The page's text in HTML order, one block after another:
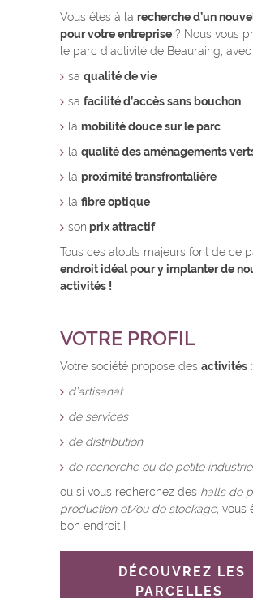
Vous êtes à la recherche d’un
pour votre entreprise ? Nous vous
le parc d’activité de Beauraing, avec
sa qualité de vie
sa facilité d’accès sans bouchon
la mobilité douce sur le parc
la qualité des aménagements
la proximité transfrontalière
la fibre optique
son prix attractif
Tous ces atouts majeurs font de ce
endroit idéal pour y implanter de
activités !
VOTRE PROFIL
Votre société propose des activités :
d’artisanat
de services
de distribution
de recherche ou de petite
ou si vous recherchez des halls de
production et/ou de stockage, vous
bon endroit !
DÉCOUVREZ LES
PARCELLES